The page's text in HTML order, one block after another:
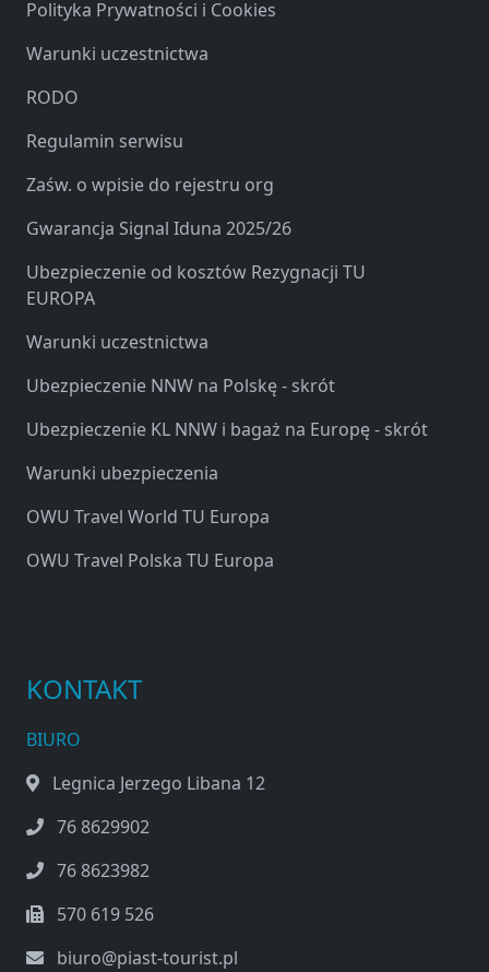
Polityka Prywatności i Cookies
Warunki uczestnictwa
RODO
Regulamin serwisu
Zaśw. o wpisie do rejestru org
Gwarancja Signal Iduna 2025/26
Ubezpieczenie od kosztów Rezygnacji TU
EUROPA
Warunki uczestnictwa
Ubezpieczenie NNW na Polskę - skrót
Ubezpieczenie KL NNW i bagaż na Europę - skrót
Warunki ubezpieczenia
OWU Travel World TU Europa
OWU Travel Polska TU Europa
KONTAKT
BIURO
Legnica Jerzego Libana 12
76 8629902
76 8623982
570 619 526
biuro@piast-tourist.pl